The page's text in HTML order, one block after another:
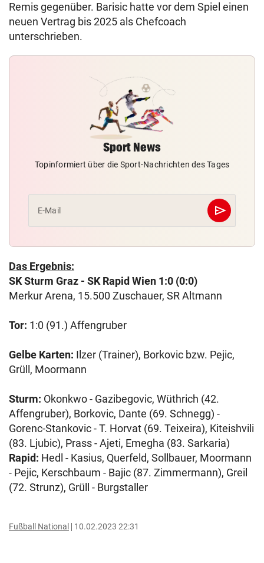
Remis gegenüber. Barisic hatte vor dem Spiel einen
neuen Vertrag bis 2025 als Chefcoach
unterschrieben.
Sport News
Topinformiert über die Sport-Nachrichten des Tages
E-Mail send
Abschicken
Das Ergebnis:
SK Sturm Graz - SK Rapid Wien 1:0 (0:0)
Merkur Arena, 15.500 Zuschauer, SR Altmann
Tor: 1:0 (91.) Affengruber
Gelbe Karten: Ilzer (Trainer), Borkovic bzw. Pejic,
Grüll, Moormann
Sturm: Okonkwo - Gazibegovic, Wüthrich (42.
Affengruber), Borkovic, Dante (69. Schnegg) -
Gorenc-Stankovic - T. Horvat (69. Teixeira), Kiteishvili
(83. Ljubic), Prass - Ajeti, Emegha (83. Sarkaria)
Rapid: Hedl - Kasius, Querfeld, Sollbauer, Moormann
- Pejic, Kerschbaum - Bajic (87. Zimmermann), Greil
(72. Strunz), Grüll - Burgstaller
Fußball National 10.02.2023 22:31